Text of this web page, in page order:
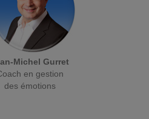
Michel Gurret
en gestion
des émotions